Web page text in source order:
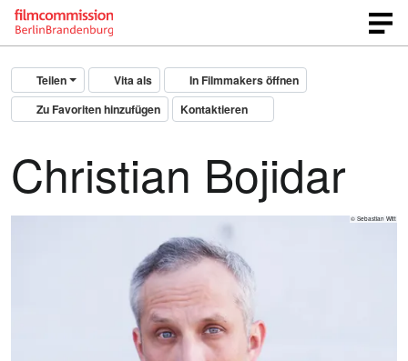
Teilen Vita als
In Filmmakers öffnen
Zu Favoriten hinzufügen
Kontaktieren
Christian Bojidar
© Sebastian Witt